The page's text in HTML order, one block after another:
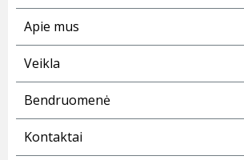
Apie mus
Veikla
Bendruomenė
Kontaktai